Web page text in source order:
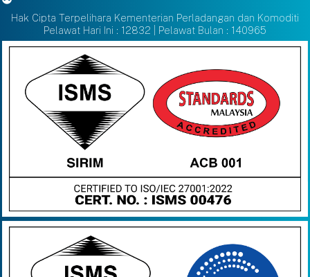
Hak Cipta Terpelihara Kementerian Perladangan dan Komoditi
Pelawat Hari Ini : 12832 | Pelawat Bulan : 140965